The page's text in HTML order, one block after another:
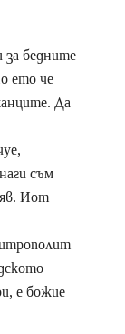
за бедните
ето че
Да
съм
Иот
е божие